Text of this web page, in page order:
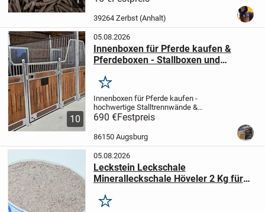
Atemwege: Hilft bei
staubbedingtem Husten, leichten
Bronchialreizungen und...
39264 Zerbst (Anhalt)
10
05.08.2026
Innenboxen für Pferde kaufen &
Pferdeboxen - Stallboxen und
Merken
Innenboxen für Pferde kaufen -
hochwertige Stalltrennwände &
Boxensysteme vom Hersteller
Hochwertige Innenboxen für Pferde und
stabile Trennwände für moderne
Pferdeställe
Unsere Innenboxen für...
690 €Festpreis
86150 Augsburg
05.08.2026
Leckstein Leckschale
Mineralleckschale Höveler 2 Kg für
Merken